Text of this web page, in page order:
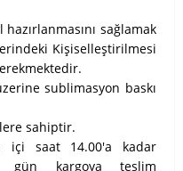
sağlamak
Kişiselleştirilmesi
sublimasyon baskı
sahiptir.
içi saat 14.00'a kadar
gün kargoya teslim